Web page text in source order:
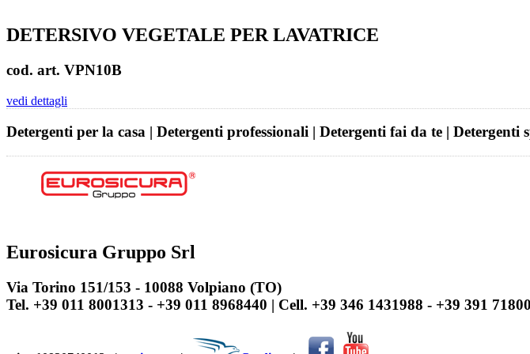
DETERSIVO VEGETALE PER LAVATRICE
cod. art. VPN10B
vedi dettagli
Detergenti per la casa | Detergenti professionali | Detergenti fai da te | Detergenti
Eurosicura Gruppo Srl
Via Torino 151/153 - 10088 Volpiano (TO)
Tel. +39 011 8001313 - +39 011 8968440 | Cell. +39 346 1431988 - +39 391